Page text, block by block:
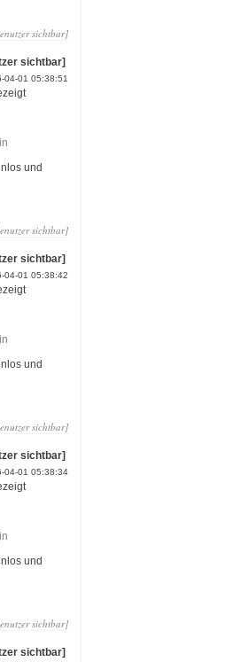
sichtbar]
sichtbar]
04-01 05:38:51
und
sichtbar]
sichtbar]
04-01 05:38:42
und
sichtbar]
sichtbar]
04-01 05:38:34
und
sichtbar]
sichtbar]